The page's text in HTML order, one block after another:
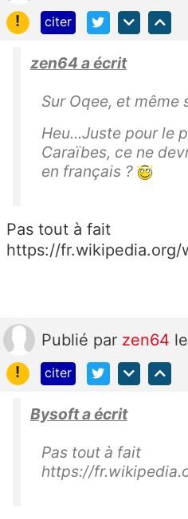
!
citer
zen64 a écrit
Sur Oqee, et
Heu...Juste pour le
Caraïbes, ce ne
en français ?
Pas tout à fait
https://fr.wikipedia.org/
Publié par zen64
!
citer
Bysoft a écrit
Pas tout à fait
https://